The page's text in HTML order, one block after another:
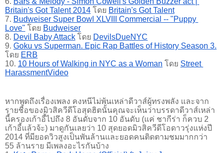
Britain's Got Talent 2014 โดย Britain's Got Talent
7. Budweiser Super Bowl XLVIII Commercial -- "Puppy
Love" โดย Budweiser
8. Devil Baby Attack โดย DevilsDueNYC
9. Goku vs Superman. Epic Rap Battles of History Season 3.
โดย ERB
10. 10 Hours of Walking in NYC as a Woman โดย Street
HarassmentVideo
หากพูดถึงเรื่องเพลง คงหนีไม่พ้นเหล่าดีวาส์ผู้ทรงพลัง และจาก
รายชื่อของมิวสิควีดีโอสุดฮิตนั้นคุณจะเห็นว่าบรรดาดีวาส์เหล่า
นี้ครองเก้าอี้ไปถึง 8 อันดับจาก 10 อันดับ (แค่ ชากีร่า ก็ควบ 2
เก้าอี้แล้วจ้ะ) มาดูกันเลยว่า 10 สุดยอดมิวสิควีดีโอดาวรุ่งแห่งปี
2014 ที่มียอดวิวสูงเป็นพันล้านและยอดคนติดตามชมมากกว่า
55 ล้านราย มีเพลงอะไรกันบ้าง